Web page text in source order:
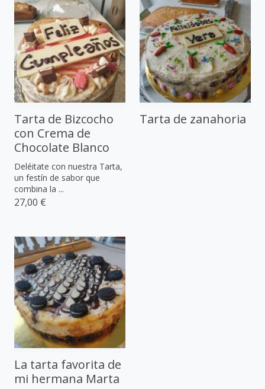
Tarta de Bizcocho
con Crema de
Chocolate Blanco
Deléitate con nuestra Tarta,
un festín de sabor que
combina la ...
27,00 €
Tarta de zanahoria
La tarta favorita de
mi hermana Marta